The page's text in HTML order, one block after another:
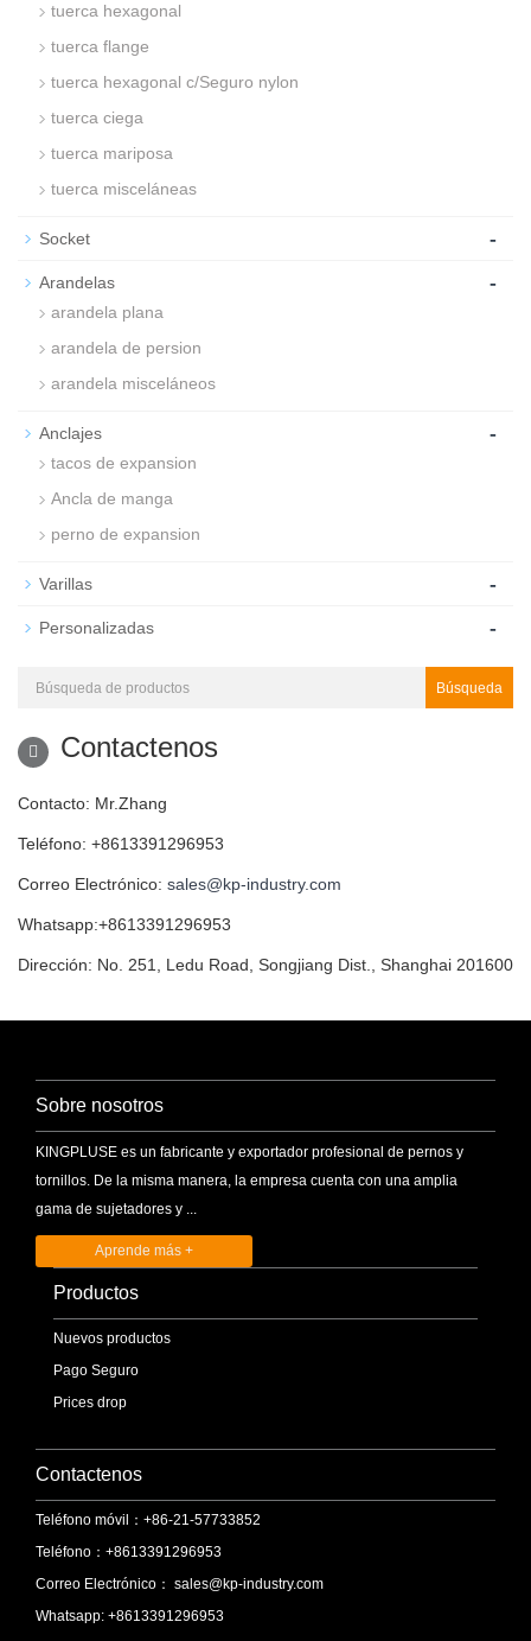
tuerca hexagonal
tuerca flange
tuerca hexagonal c/Seguro nylon
tuerca ciega
tuerca mariposa
tuerca misceláneas
Socket -
Arandelas -
arandela plana
arandela de persion
arandela misceláneos
Anclajes -
tacos de expansion
Ancla de manga
perno de expansion
Varillas -
Personalizadas -
Búsqueda
Contactenos
Contacto: Mr.Zhang
Teléfono: +8613391296953
Correo Electrónico: sales@kp-industry.com
Whatsapp:+8613391296953
Dirección: No. 251, Ledu Road, Songjiang Dist., Shanghai 201600
Sobre nosotros
KINGPLUSE es un fabricante y exportador profesional de pernos y
tornillos. De la misma manera, la empresa cuenta con una amplia
gama de sujetadores y ...
Aprende más +
Productos
Nuevos productos
Pago Seguro
Prices drop
Contactenos
Teléfono móvil：+86-21-57733852
Teléfono：+8613391296953
Correo Electrónico： sales@kp-industry.com
Whatsapp: +8613391296953